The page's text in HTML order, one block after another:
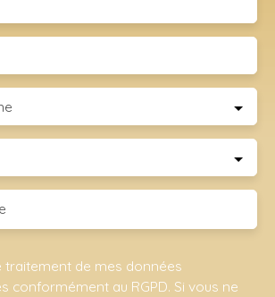
traitement de mes données
conformément au RGPD. Si vous ne